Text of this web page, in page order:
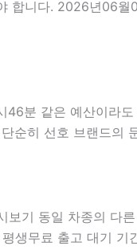
합니다. 2026년06
분 같은 예산이라
히 선호 브랜드의
기 동일 차종의 다
생무료 출고 대기